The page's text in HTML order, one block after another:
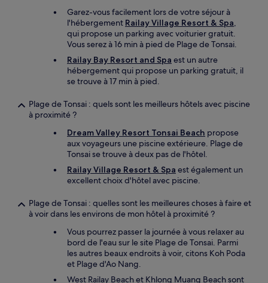
Garez-vous facilement lors de votre séjour à
l'hébergement Railay Village Resort & Spa,
qui propose un parking avec voiturier gratuit.
Vous serez à 16 min à pied de Plage de Tonsai.
Railay Bay Resort and Spa est un autre
hébergement qui propose un parking gratuit, il
se trouve à 17 min à pied.
Plage de Tonsai : quels sont les meilleurs hôtels avec piscine
à proximité ?
Dream Valley Resort Tonsai Beach propose
aux voyageurs une piscine extérieure. Plage de
Tonsai se trouve à deux pas de l'hôtel.
Railay Village Resort & Spa est également un
excellent choix d'hôtel avec piscine.
Plage de Tonsai : quelles sont les meilleures choses à faire et
à voir dans les environs de mon hôtel à proximité ?
Vous pourrez passer la journée à vous relaxer au
bord de l'eau sur le site Plage de Tonsai. Parmi
les autres beaux endroits à voir, citons Koh Poda
et Plage d'Ao Nang.
West Railay Beach et Khlong Muang Beach sont